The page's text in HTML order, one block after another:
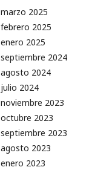
marzo 2025
febrero 2025
enero 2025
septiembre 2024
agosto 2024
julio 2024
noviembre 2023
octubre 2023
septiembre 2023
agosto 2023
enero 2023